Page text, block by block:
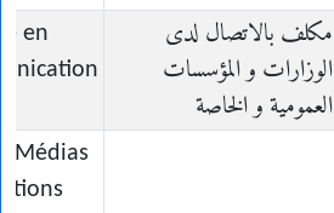
مكلف بالاتصال لدى
الوزارات و المؤسسات
العمومية و الخاصة
en
Médias